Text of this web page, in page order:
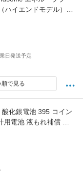
イエンドモデル）
品
日発送予定
順で見る
化銀電池 395 コイン
用電池 液もれ補償 日
プ「国内限定」